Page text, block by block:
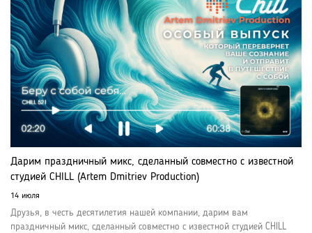
Дарим праздничный микс, сделанный совместно с известной
студией CHILL (Artem Dmitriev Production)
14 июля
Друзья, в честь десятилетия нашей компании, дарим вам
праздничный микс, сделанный совместно с известной студией CHILL